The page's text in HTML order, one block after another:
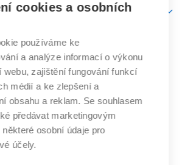
rada
výzkumu
fondů
/ ContriBUTe
učení
technické
Brně
V BRNĚ
www.vut.cz
vut@vutbr.cz
cookies a osobních
používáme ke
a analýze informací o výkonu
webu, zajištění fungování funkcí
médií a ke zlepšení a
obsahu a reklam. Se souhlasem
předávat marketingovým
některé osobní údaje pro
účely.